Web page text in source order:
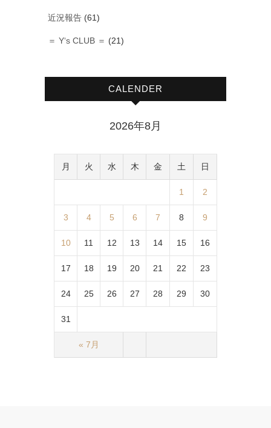
近況報告 (61)
＝ Y‘s CLUB ＝ (21)
CALENDER
2026年8月
月 火 水 木 金 土 日
« 7月
1 2
3 4 5 6 7 8 9
10 11 12 13 14 15 16
17 18 19 20 21 22 23
24 25 26 27 28 29 30
31